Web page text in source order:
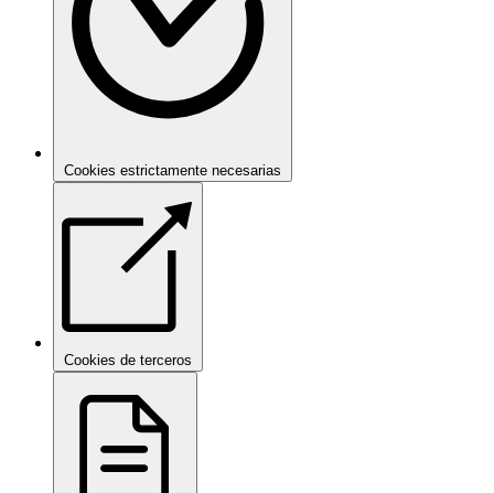
Cookies estrictamente necesarias
Cookies de terceros